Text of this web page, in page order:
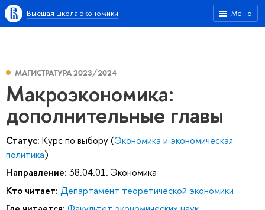
Меню
Высшая школа экономики
МАГИСТРАТУРА 2023/2024
Макроэкономика:
дополнительные главы
Статус: Курс по выбору (Экономика и экономическая
политика)
Направление: 38.04.01. Экономика
Кто читает: Департамент теоретической экономики